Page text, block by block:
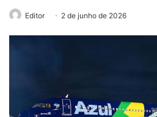
Editor 2 de junho de 2026